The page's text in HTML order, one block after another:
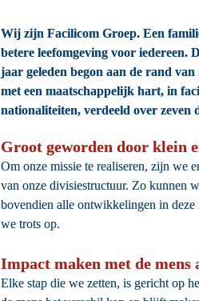
Wij zijn Facilicom Groep. Een
betere leefomgeving voor iedereen.
jaar geleden begon aan de rand
met een maatschappelijk hart, in
nationaliteiten, verdeeld over zeven
Groot geworden door klein
Om onze missie te realiseren, zijn we
van onze divisiestructuur. Zo kunnen
bovendien alle ontwikkelingen in deze
we trots op.
Impact maken met de mens
Elke stap die we zetten, is gericht op